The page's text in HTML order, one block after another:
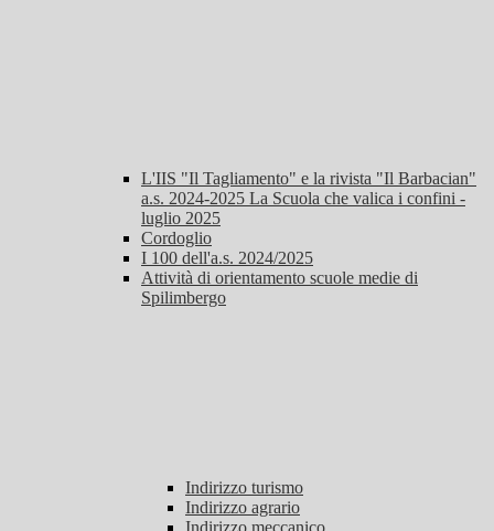
L'IIS "Il Tagliamento" e la rivista "Il Barbacian"
a.s. 2024-2025 La Scuola che valica i confini -
luglio 2025
Cordoglio
I 100 dell'a.s. 2024/2025
Attività di orientamento scuole medie di
Spilimbergo
Indirizzo turismo
Indirizzo agrario